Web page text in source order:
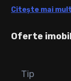
Oferte
2 dormitoare
Hol mare cu
Parcare
Citește mai mult
Tip